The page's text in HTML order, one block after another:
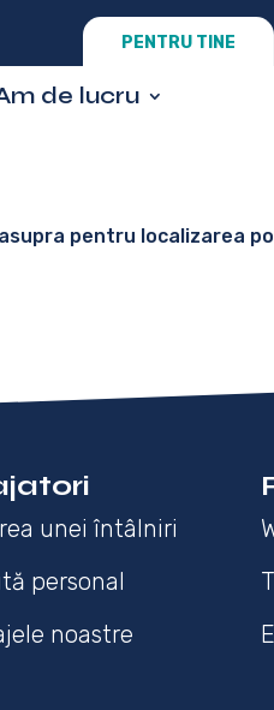
PENTRU TINE
de lucru
pentru localizarea
unei întâlniri
personal
noastre